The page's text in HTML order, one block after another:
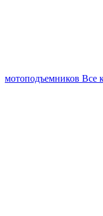
мотоподъемников Все